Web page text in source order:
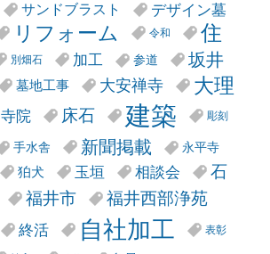
サンドブラスト デザイン墓
リフォーム 令和
住
別畑石 加工 参道
坂井
墓地工事 大安禅寺
大理
寺院 床石 建築 彫刻
手水舎 新聞掲載 永平寺
狛犬 玉垣 相談会
石
福井市 福井西部浄苑
終活 自社加工 表彰